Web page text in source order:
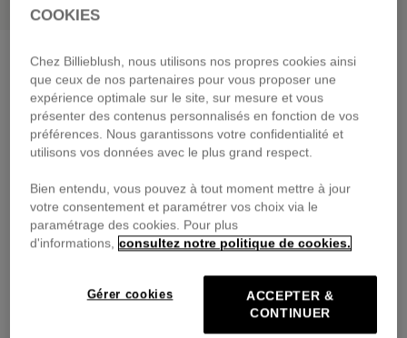
Gilet à boutonsblanc
49,00 €
Payez en 4 fois sans frais avec
🔒Paiement sécurisé & retours faciles
PRIX DOUX GREENAROUND
DESCRIPTION
TRAÇABILITÉ
COOKIES
Chez Billieblush, nous utilisons nos propres cookies ainsi
que ceux de nos partenaires pour vous proposer une
expérience optimale sur le site, sur mesure et vous
présenter des contenus personnalisés en fonction de vos
préférences. Nous garantissons votre confidentialité et
utilisons vos données avec le plus grand respect.
Bien entendu, vous pouvez à tout moment mettre à jour
votre consentement et paramétrer vos choix via le
paramétrage des cookies. Pour plus
d'informations, consultez notre politique de cookies.
Gérer cookies
ACCEPTER &
CONTINUER